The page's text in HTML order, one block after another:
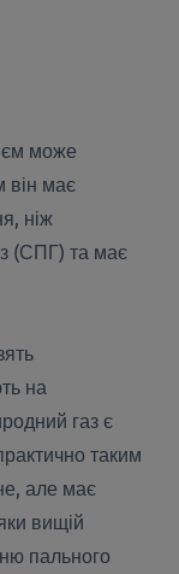
може
він має
ніж
(СПГ) та має
на
газ є
таким
але має
вищій
пального